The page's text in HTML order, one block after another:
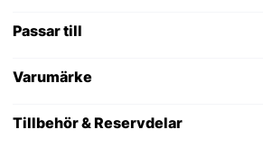
Passar till
Varumärke
Tillbehör & Reservdelar